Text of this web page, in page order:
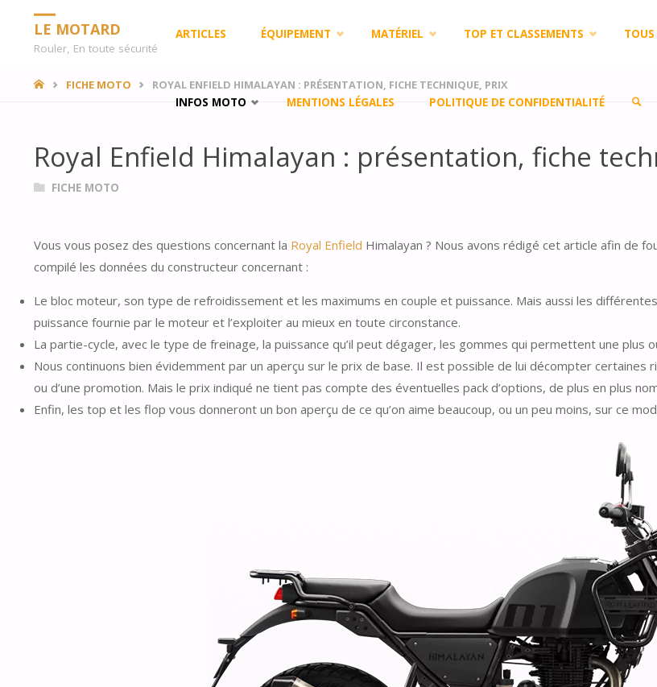
LE MOTARD
Rouler, En toute sécurité
content
ARTICLES ÉQUIPEMENT MATÉRIEL TOP ET CLASSEMENTS TOUS
INFOS MOTO MENTIONS LÉGALES POLITIQUE DE CONFIDENTIALITÉ
HOMEFICHE MOTO ROYAL ENFIELD HIMALAYAN : PRÉSENTATION, FICHE TECHNIQUE, PRIX
Royal Enfield Himalayan : présentation, fiche
FICHE MOTO
Vous vous posez des questions concernant la Royal Enfield Himalayan ? Nous avons rédigé cet article afin de
compilé les données du constructeur concernant :
Le bloc moteur, son type de refroidissement et les maximums en couple et puissance. Mais aussi les
puissance fournie par le moteur et l’exploiter au mieux en toute circonstance.
La partie-cycle, avec le type de freinage, la puissance qu’il peut dégager, les gommes qui permettent une plus
Nous continuons bien évidemment par un aperçu sur le prix de base. Il est possible de lui décompter certaines
ou d’une promotion. Mais le prix indiqué ne tient pas compte des éventuelles pack d’options, de plus en plus
Enfin, les top et les flop vous donneront un bon aperçu de ce qu’on aime beaucoup, ou un peu moins, sur ce